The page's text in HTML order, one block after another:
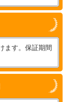
ます。保証期間